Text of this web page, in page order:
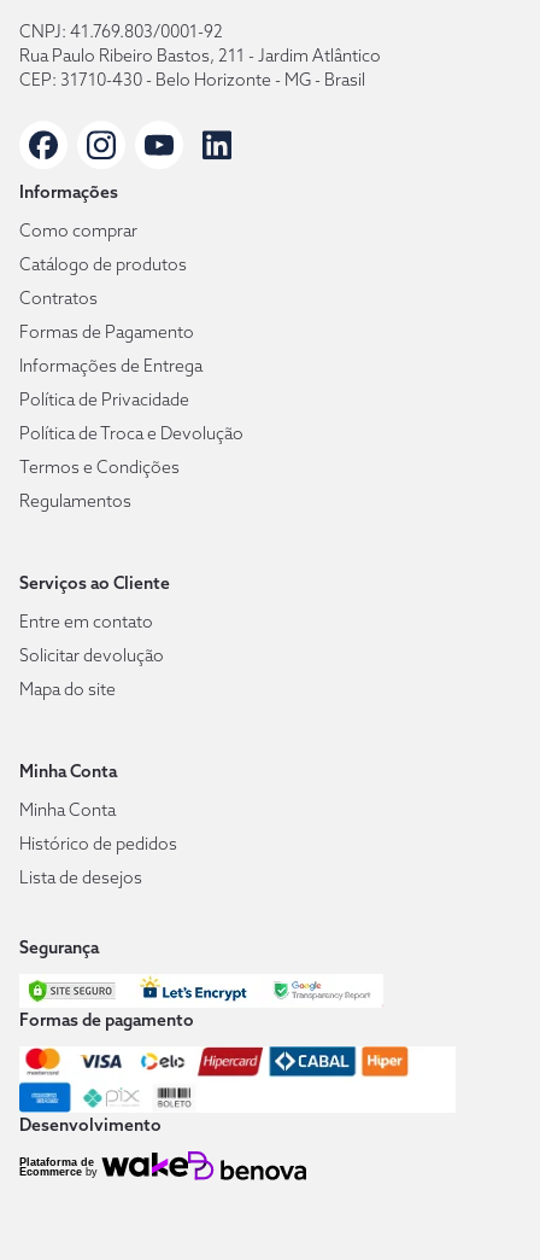
CNPJ: 41.769.803/0001-92
Rua Paulo Ribeiro Bastos, 211 - Jardim Atlântico
CEP: 31710-430 - Belo Horizonte - MG - Brasil
Informações
Como comprar
Catálogo de produtos
Contratos
Formas de Pagamento
Informações de Entrega
Política de Privacidade
Política de Troca e Devolução
Termos e Condições
Regulamentos
Serviços ao Cliente
Entre em contato
Solicitar devolução
Mapa do site
Minha Conta
Minha Conta
Histórico de pedidos
Lista de desejos
Segurança
Formas de pagamento
Desenvolvimento